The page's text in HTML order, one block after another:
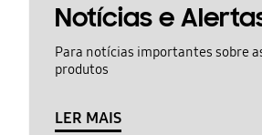
Notícias e
Para notícias importantes sobre
produtos
LER MAIS